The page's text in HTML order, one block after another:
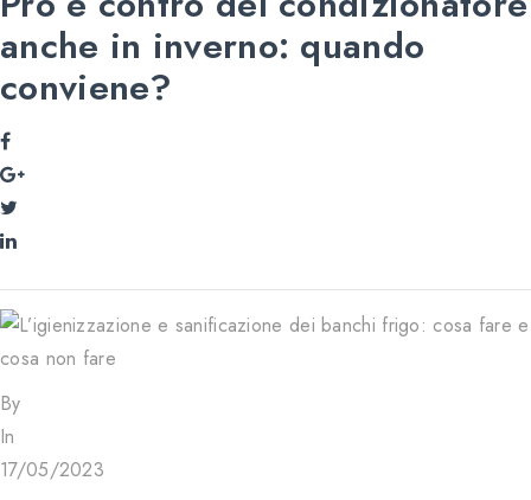
anche in inverno: quando
conviene?
By
In
17/05/2023